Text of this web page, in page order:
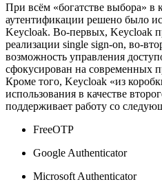
При всём «богатстве выбора» в
аутентификации решено было
Keycloak. Во-первых, Keycloak
реализации single sign-on, во-
возможность управления
сфокусирован на современных
Кроме того, Keycloak «из
использования в качестве
поддерживает работу со
FreeOTP
Google Authenticator
Microsoft Authenticator